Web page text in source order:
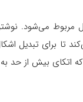
مربوط می‌شود.
تا برای تبدیل
بیش از حد به